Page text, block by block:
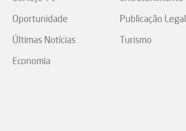
Oportunidade
Últimas Notícias
Economia
Publicação Legal
Turismo